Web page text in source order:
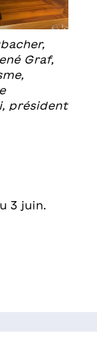
Graf,
président
3 juin.